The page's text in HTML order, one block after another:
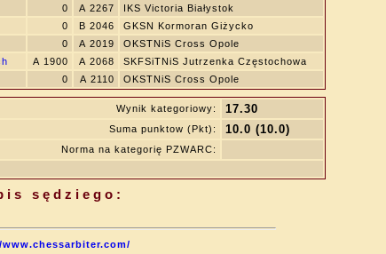
0 A 2267
IKS Victoria Białystok
0 B 2046
GKSN Kormoran Giżycko
0 A 2019
OKSTNiS Cross Opole
A 1900 A 2068
SKFSiTNiS Jutrzenka Częstochowa
0 A 2110 OKSTNiS Cross Opole
Wynik kategoriowy: 17.30
Suma punktow (Pkt): 10.0 (10.0)
Norma na kategorię PZWARC:
sędziego: